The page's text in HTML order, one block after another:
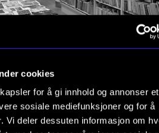
cookies
for å gi innhold og annonser et
sosiale mediefunksjoner og for å
Vi deler dessuten informasjon om
og DVD på biblioteket